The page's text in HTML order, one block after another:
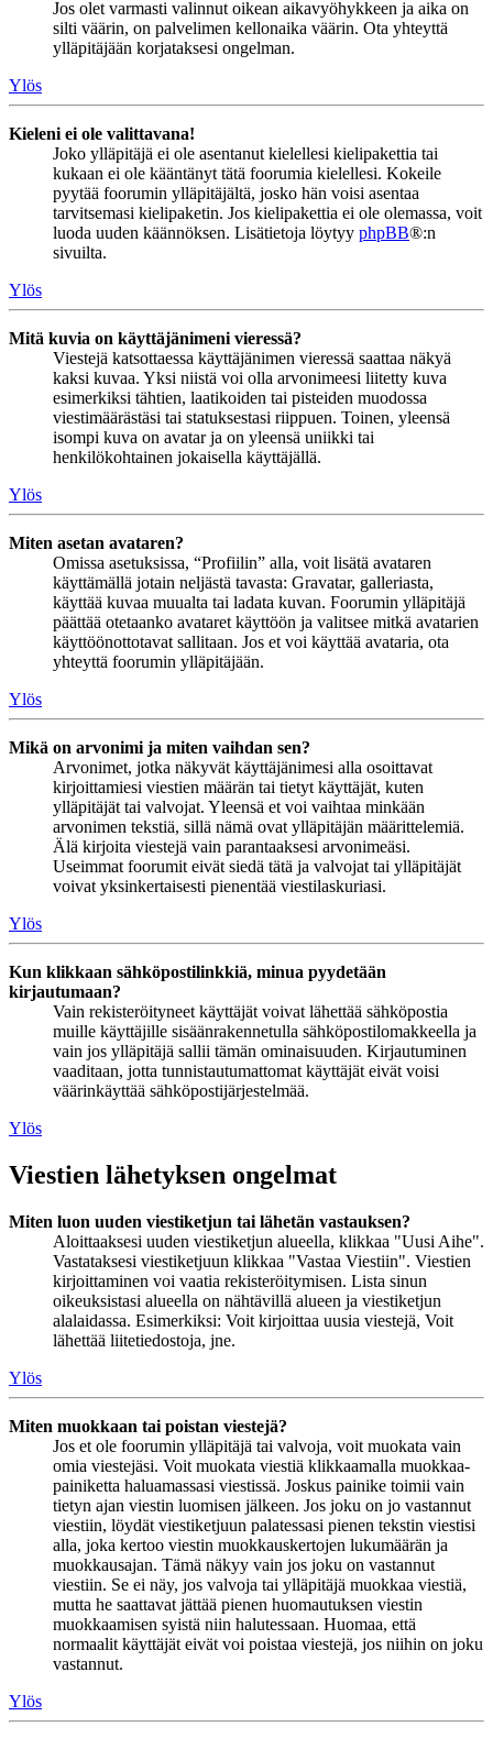
Jos olet varmasti valinnut oikean aikavyöhykkeen ja aika on
silti väärin, on palvelimen kellonaika väärin. Ota yhteyttä
ylläpitäjään korjataksesi ongelman.
Ylös
Kieleni ei ole valittavana!
Joko ylläpitäjä ei ole asentanut kielellesi kielipakettia tai
kukaan ei ole kääntänyt tätä foorumia kielellesi. Kokeile
pyytää foorumin ylläpitäjältä, josko hän voisi asentaa
tarvitsemasi kielipaketin. Jos kielipakettia ei ole olemassa, voit
luoda uuden käännöksen. Lisätietoja löytyy phpBB®:n
sivuilta.
Ylös
Mitä kuvia on käyttäjänimeni vieressä?
Viestejä katsottaessa käyttäjänimen vieressä saattaa näkyä
kaksi kuvaa. Yksi niistä voi olla arvonimeesi liitetty kuva
esimerkiksi tähtien, laatikoiden tai pisteiden muodossa
viestimäärästäsi tai statuksestasi riippuen. Toinen, yleensä
isompi kuva on avatar ja on yleensä uniikki tai
henkilökohtainen jokaisella käyttäjällä.
Ylös
Miten asetan avataren?
Omissa asetuksissa, “Profiilin” alla, voit lisätä avataren
käyttämällä jotain neljästä tavasta: Gravatar, galleriasta,
käyttää kuvaa muualta tai ladata kuvan. Foorumin ylläpitäjä
päättää otetaanko avataret käyttöön ja valitsee mitkä avatarien
käyttöönottotavat sallitaan. Jos et voi käyttää avataria, ota
yhteyttä foorumin ylläpitäjään.
Ylös
Mikä on arvonimi ja miten vaihdan sen?
Arvonimet, jotka näkyvät käyttäjänimesi alla osoittavat
kirjoittamiesi viestien määrän tai tietyt käyttäjät, kuten
ylläpitäjät tai valvojat. Yleensä et voi vaihtaa minkään
arvonimen tekstiä, sillä nämä ovat ylläpitäjän määrittelemiä.
Älä kirjoita viestejä vain parantaaksesi arvonimeäsi.
Useimmat foorumit eivät siedä tätä ja valvojat tai ylläpitäjät
voivat yksinkertaisesti pienentää viestilaskuriasi.
Ylös
Kun klikkaan sähköpostilinkkiä, minua pyydetään
kirjautumaan?
Vain rekisteröityneet käyttäjät voivat lähettää sähköpostia
muille käyttäjille sisäänrakennetulla sähköpostilomakkeella ja
vain jos ylläpitäjä sallii tämän ominaisuuden. Kirjautuminen
vaaditaan, jotta tunnistautumattomat käyttäjät eivät voisi
väärinkäyttää sähköpostijärjestelmää.
Ylös
Viestien lähetyksen ongelmat
Miten luon uuden viestiketjun tai lähetän vastauksen?
Aloittaaksesi uuden viestiketjun alueella, klikkaa "Uusi Aihe".
Vastataksesi viestiketjuun klikkaa "Vastaa Viestiin". Viestien
kirjoittaminen voi vaatia rekisteröitymisen. Lista sinun
oikeuksistasi alueella on nähtävillä alueen ja viestiketjun
alalaidassa. Esimerkiksi: Voit kirjoittaa uusia viestejä, Voit
lähettää liitetiedostoja, jne.
Ylös
Miten muokkaan tai poistan viestejä?
Jos et ole foorumin ylläpitäjä tai valvoja, voit muokata vain
omia viestejäsi. Voit muokata viestiä klikkaamalla muokkaa-
painiketta haluamassasi viestissä. Joskus painike toimii vain
tietyn ajan viestin luomisen jälkeen. Jos joku on jo vastannut
viestiin, löydät viestiketjuun palatessasi pienen tekstin viestisi
alla, joka kertoo viestin muokkauskertojen lukumäärän ja
muokkausajan. Tämä näkyy vain jos joku on vastannut
viestiin. Se ei näy, jos valvoja tai ylläpitäjä muokkaa viestiä,
mutta he saattavat jättää pienen huomautuksen viestin
muokkaamisen syistä niin halutessaan. Huomaa, että
normaalit käyttäjät eivät voi poistaa viestejä, jos niihin on joku
vastannut.
Ylös